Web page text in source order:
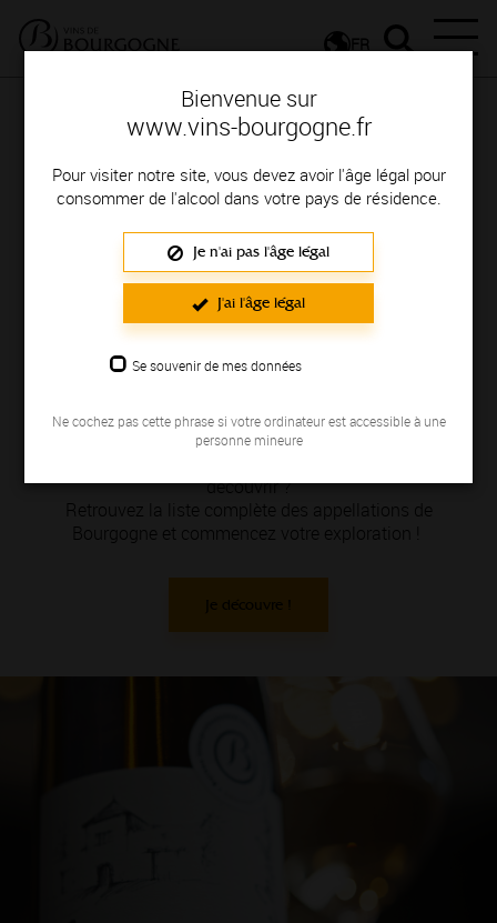
Bienvenue sur
www.vins-bourgogne.fr
Pour visiter notre site, vous devez avoir l'âge légal pour
consommer de l'alcool dans votre pays de résidence.
Je n'ai pas l'âge légal
J'ai l'âge légal
Se souvenir de mes données
Ne cochez pas cette phrase si votre ordinateur est accessible à une
personne mineure
FR
La Bourgogne
et ses appellations
Célèbre pour ses Climats prestigieux, classés en Premiers
et Grands Crus, la Bourgogne offre aussi de très belles
découvrir ?
Retrouvez la liste complète des appellations de
Bourgogne et commencez votre exploration !
Je découvre !